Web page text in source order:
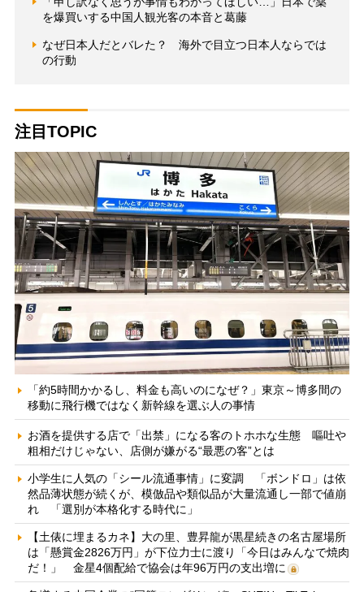
を爆買いする中国人観光客の本音と葛藤
なぜ日本人だとバレた？ 海外で目立つ日本人ならでは
の行動
注目TOPIC
「約5時間かかるし、料金も高いのになぜ？」東京～博多間の
移動に飛行機ではなく新幹線を選ぶ人の事情
お酒を提供する店で「出禁」になる客のトホホな生態 嘔吐や
粗相だけじゃない、店側が嫌がる“最悪の客”とは
小学生に人気の「シール流通事情」に変調 「ボンドロ」は依
然品薄状態が続くが、模倣品や類似品が大量流通し一部で値崩
れ 「選別が本格化する時代に」
【土俵に埋まるカネ】大の里、豊昇龍が黒星続きの名古屋場所
は「懸賞金2826万円」が下位力士に渡り「今日はみんなで焼肉
だ！」 金星4個配給で協会は年96万円の支出増に